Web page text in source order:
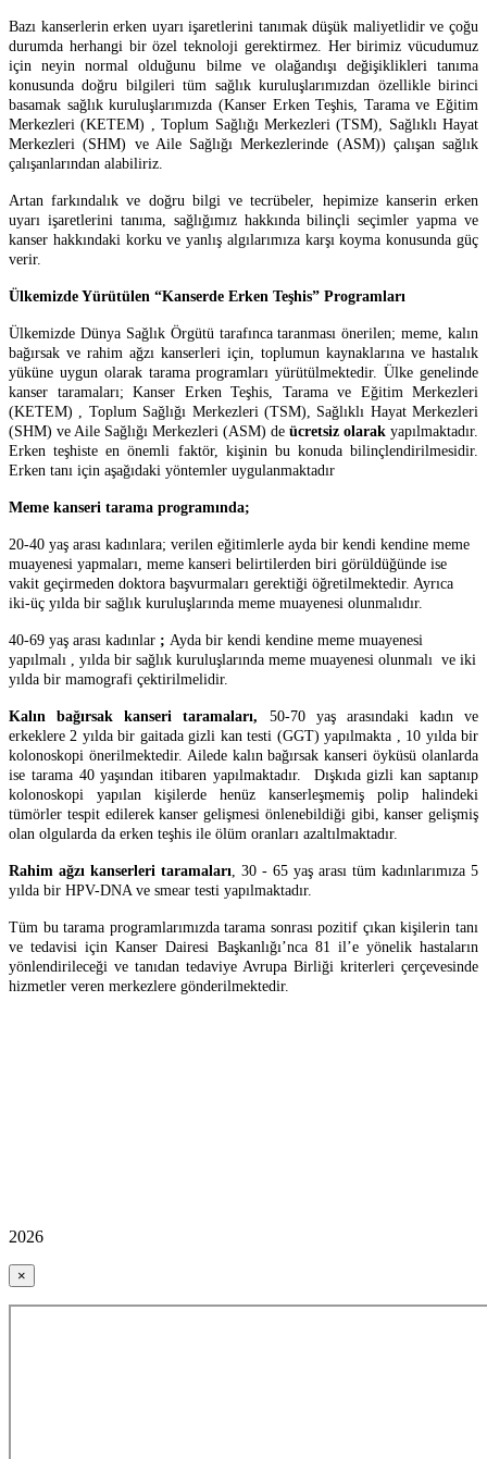
Bazı kanserlerin erken uyarı işaretlerini tanımak düşük maliyetlidir ve çoğu
durumda herhangi bir özel teknoloji gerektirmez. Her birimiz vücudumuz
için neyin normal olduğunu bilme ve olağandışı değişiklikleri tanıma
konusunda doğru bilgileri tüm sağlık kuruluşlarımızdan özellikle birinci
basamak sağlık kuruluşlarımızda (Kanser Erken Teşhis, Tarama ve Eğitim
Merkezleri (KETEM) , Toplum Sağlığı Merkezleri (TSM), Sağlıklı Hayat
Merkezleri (SHM) ve Aile Sağlığı Merkezlerinde (ASM)) çalışan sağlık
çalışanlarından alabiliriz.
Artan farkındalık ve doğru bilgi ve tecrübeler, hepimize kanserin erken
uyarı işaretlerini tanıma, sağlığımız hakkında bilinçli seçimler yapma ve
kanser hakkındaki korku ve yanlış algılarımıza karşı koyma konusunda güç
verir.
Ülkemizde Yürütülen “Kanserde Erken Teşhis” Programları
Ülkemizde Dünya Sağlık Örgütü tarafınca taranması önerilen; meme, kalın
bağırsak ve rahim ağzı kanserleri için, toplumun kaynaklarına ve hastalık
yüküne uygun olarak tarama programları yürütülmektedir. Ülke genelinde
kanser taramaları; Kanser Erken Teşhis, Tarama ve Eğitim Merkezleri
(KETEM) , Toplum Sağlığı Merkezleri (TSM), Sağlıklı Hayat Merkezleri
(SHM) ve Aile Sağlığı Merkezleri (ASM) de ücretsiz olarak yapılmaktadır.
Erken teşhiste en önemli faktör, kişinin bu konuda bilinçlendirilmesidir.
Erken tanı için aşağıdaki yöntemler uygulanmaktadır
Meme kanseri tarama programında;
20-40 yaş arası kadınlara; verilen eğitimlerle ayda bir kendi kendine meme
muayenesi yapmaları, meme kanseri belirtilerden biri görüldüğünde ise
vakit geçirmeden doktora başvurmaları gerektiği öğretilmektedir. Ayrıca
iki-üç yılda bir sağlık kuruluşlarında meme muayenesi olunmalıdır.
40-69 yaş arası kadınlar ; Ayda bir kendi kendine meme muayenesi
yapılmalı , yılda bir sağlık kuruluşlarında meme muayenesi olunmalı ve iki
yılda bir mamografi çektirilmelidir.
Kalın bağırsak kanseri taramaları, 50-70 yaş arasındaki kadın ve
erkeklere 2 yılda bir gaitada gizli kan testi (GGT) yapılmakta , 10 yılda bir
kolonoskopi önerilmektedir. Ailede kalın bağırsak kanseri öyküsü olanlarda
ise tarama 40 yaşından itibaren yapılmaktadır. Dışkıda gizli kan saptanıp
kolonoskopi yapılan kişilerde henüz kanserleşmemiş polip halindeki
tümörler tespit edilerek kanser gelişmesi önlenebildiği gibi, kanser gelişmiş
olan olgularda da erken teşhis ile ölüm oranları azaltılmaktadır.
Rahim ağzı kanserleri taramaları, 30 - 65 yaş arası tüm kadınlarımıza 5
yılda bir HPV-DNA ve smear testi yapılmaktadır.
Tüm bu tarama programlarımızda tarama sonrasıpozitif çıkan kişilerin tanı
ve tedavisi için Kanser Dairesi Başkanlığı’nca 81 il’e yönelik hastaların
yönlendirileceği ve tanıdan tedaviye Avrupa Birliği kriterleri çerçevesinde
hizmetler veren merkezlere gönderilmektedir.
2026
×